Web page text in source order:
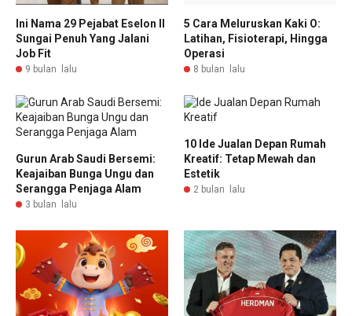
Ini Nama 29 Pejabat Eselon II
Sungai Penuh Yang Jalani
Job Fit
9 bulan lalu
5 Cara Meluruskan Kaki O:
Latihan, Fisioterapi, Hingga
Operasi
8 bulan lalu
Gurun Arab Saudi Bersemi:
Keajaiban Bunga Ungu dan
Serangga Penjaga Alam
3 bulan lalu
10 Ide Jualan Depan Rumah
Kreatif: Tetap Mewah dan
Estetik
2 bulan lalu